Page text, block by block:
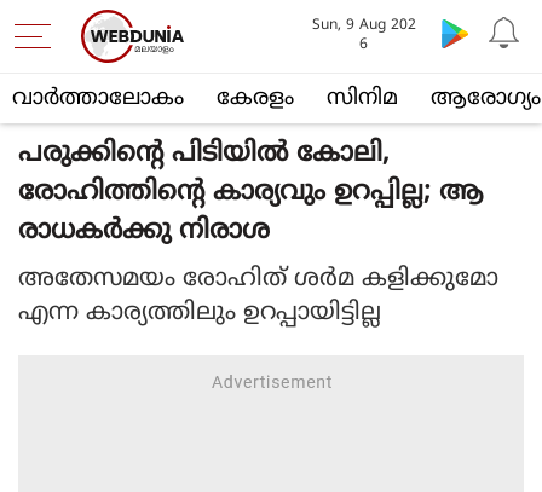
വാര്‍ത്താലോകം കേരളം സിനിമ ആരോഗ്യം
Sun, 9 Aug 202
6
പരുക്കിന്റെ പിടിയിൽ കോലി,
രോഹിത്തിന്റെ കാര്യവും ഉറപ്പില്ല; ആ
രാധകർക്കു നിരാശ
അതേസമയം രോഹിത് ശർമ കളിക്കുമോ
എന്ന കാര്യത്തിലും ഉറപ്പായിട്ടില്ല